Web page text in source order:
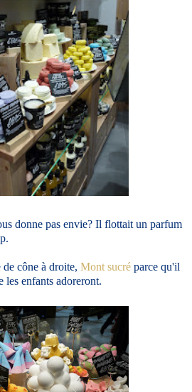
donne pas envie? Il flottait un parfum
cône à droite, Mont sucré parce qu'il
les enfants adoreront.